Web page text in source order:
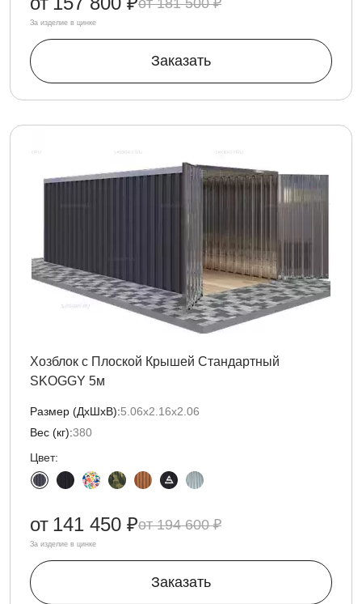
181 500 ₽
За изделие в цинке
Заказать
Хозблок с Плоской Крышей Стандартный
SKOGGY 5м
Размер (ДxШxВ):5.06х2.16х2.06
Вес (кг):380
Цвет:
194 600 ₽
от 141 450 ₽
За изделие в цинке
Заказать